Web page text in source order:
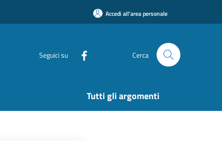
Accedi all'area personale
Seguici su Cerca
Tutti gli argomenti